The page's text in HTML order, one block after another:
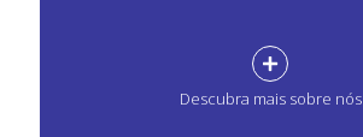
Descubra mais sobre nós